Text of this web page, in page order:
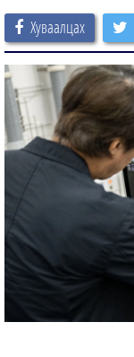
Хуваалцах